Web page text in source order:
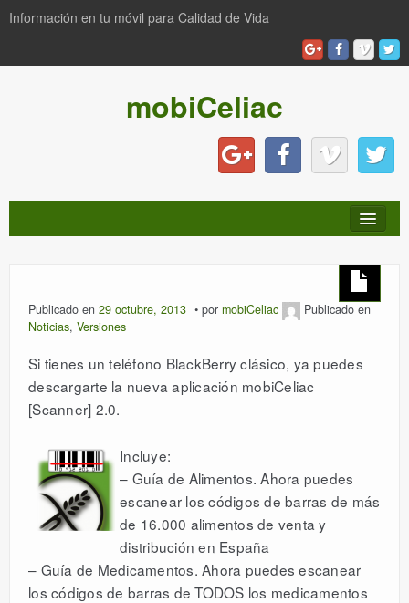
Información en tu móvil para Calidad de Vida
mobiCeliac
NOTICIAS
PRODUCTOS
LICENCIAS
Publicado en 29 octubre, 2013 por mobiCeliac
Publicado en
Noticias, Versiones
Si tienes un teléfono BlackBerry clásico, ya puedes
descargarte la nueva aplicación mobiCeliac
[Scanner] 2.0.
Incluye:
– Guía de Alimentos. Ahora puedes
escanear los códigos de barras de más
de 16.000 alimentos de venta y
distribución en España
– Guía de Medicamentos. Ahora puedes escanear
los códigos de barras de TODOS los medicamentos